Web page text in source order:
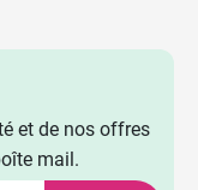
et de nos offres
mail.